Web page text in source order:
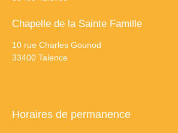
Chapelle de la Sainte Famille
10 rue Charles Gounod
33400 Talence
Horaires de permanence